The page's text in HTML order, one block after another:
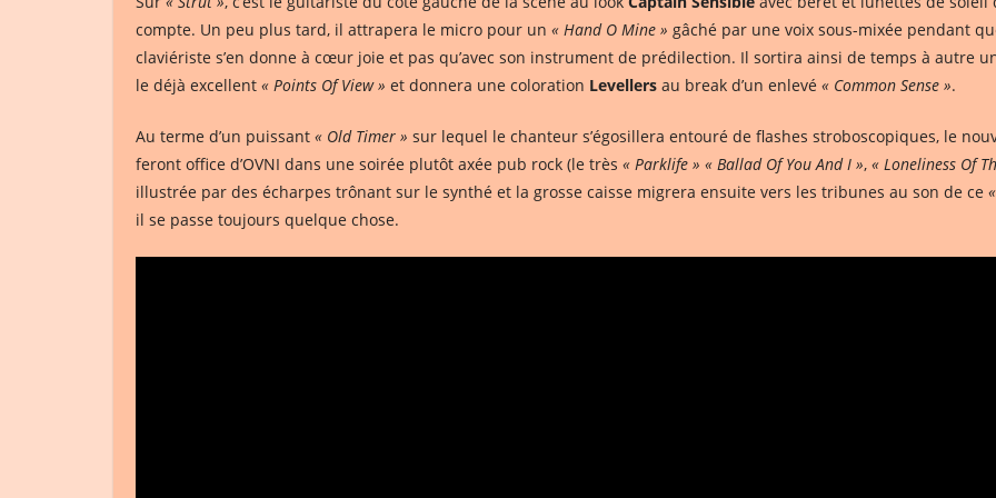
compte. Un peu plus tard, il attrapera le micro pour un « Hand O Mine » gâché par une voix sous-mixée pendant
claviériste s’en donne à cœur joie et pas qu’avec son instrument de prédilection. Il sortira ainsi de temps à autre
le déjà excellent « Points Of View » et donnera une coloration Levellers au break d’un enlevé « Common Sense ».
Au terme d’un puissant « Old Timer » sur lequel le chanteur s’égosillera entouré de flashes stroboscopiques, le
feront office d’OVNI dans une soirée plutôt axée pub rock (le très « Parklife » « Ballad Of You And I », « Loneliness Of
illustrée par des écharpes trônant sur le synthé et la grosse caisse migrera ensuite vers les tribunes au son de ce
il se passe toujours quelque chose.